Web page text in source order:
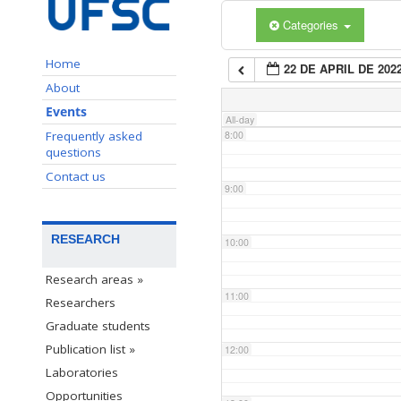
Home
About
Events
Frequently asked
questions
Contact us
RESEARCH
Research areas »
Researchers
Graduate students
Publication list »
Laboratories
Opportunities
Categories
22 DE APRIL DE
All-day
7:00
8:00
9:00
10:00
11:00
12:00